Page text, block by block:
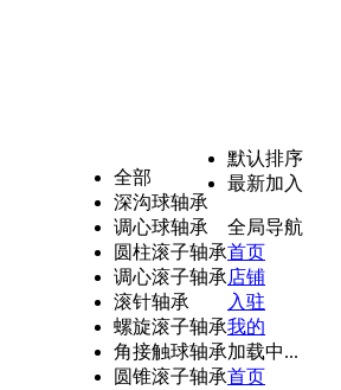
全部
深沟球轴承
调心球轴承
圆柱滚子轴承
调心滚子轴承
滚针轴承
螺旋滚子轴承
角接触球轴承
圆锥滚子轴承
默认排序
最新加入
全局导航
首页
店铺
入驻
我的
加载中...
首页